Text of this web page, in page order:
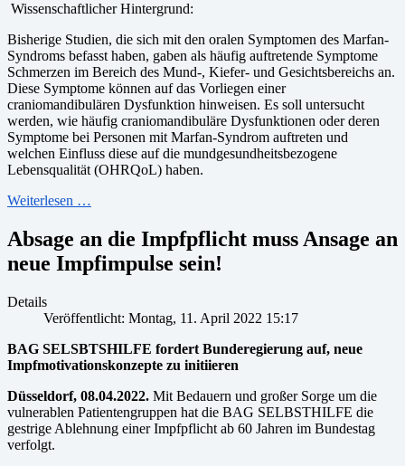
Wissenschaftlicher Hintergrund:
Bisherige Studien, die sich mit den oralen Symptomen des Marfan-
Syndroms befasst haben, gaben als häufig auftretende Symptome
Schmerzen im Bereich des Mund-, Kiefer- und Gesichtsbereichs an.
Diese Symptome können auf das Vorliegen einer
craniomandibulären Dysfunktion hinweisen. Es soll untersucht
werden, wie häufig craniomandibuläre Dysfunktionen oder deren
Symptome bei Personen mit Marfan-Syndrom auftreten und
welchen Einfluss diese auf die mundgesundheitsbezogene
Lebensqualität (OHRQoL) haben.
Weiterlesen …
Absage an die Impfpflicht muss Ansage an
neue Impfimpulse sein!
Details
Veröffentlicht: Montag, 11. April 2022 15:17
BAG SELSBTSHILFE fordert Bunderegierung auf, neue
Impfmotivationskonzepte zu initiieren
Düsseldorf, 08.04.2022. Mit Bedauern und großer Sorge um die
vulnerablen Patientengruppen hat die BAG SELBSTHILFE die
gestrige Ablehnung einer Impfpflicht ab 60 Jahren im Bundestag
verfolgt.